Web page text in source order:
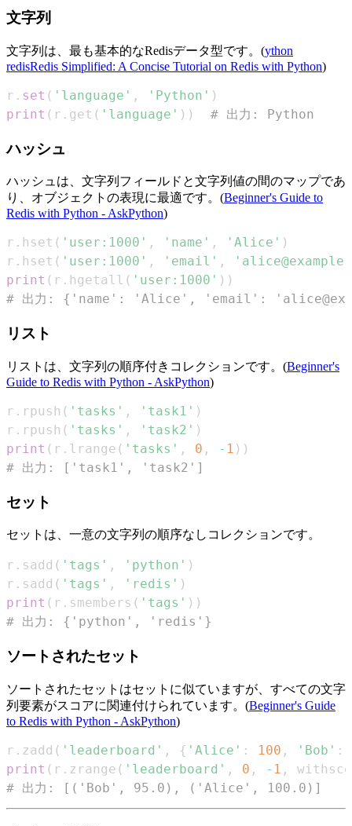
文字列
文字列は、最も基本的なRedisデータ型です。(ython
redisRedis Simplified: A Concise Tutorial on Redis with Python)
r . set ( 'language' , 'Python' )
print ( r . get ( 'language' ) ) # 出力: Python
ハッシュ
ハッシュは、文字列フィールドと文字列値の間のマップであ
り、オブジェクトの表現に最適です。(Beginner's Guide to
Redis with Python - AskPython)
r . hset ( 'user:1000' , 'name' , 'Alice' )
r . hset ( 'user:1000' , 'email' ,
print ( r . hgetall ( 'user:1000' ) )
# 出力: {'name': 'Alice', 'email':
リスト
リストは、文字列の順序付きコレクションです。(Beginner's
Guide to Redis with Python - AskPython)
r . rpush ( 'tasks' , 'task1' )
r . rpush ( 'tasks' , 'task2' )
print ( r . lrange ( 'tasks' , 0 , - 1 ) )
# 出力: ['task1', 'task2']
セット
セットは、一意の文字列の順序なしコレクションです。
r . sadd ( 'tags' , 'python' )
r . sadd ( 'tags' , 'redis' )
print ( r . smembers ( 'tags' ) )
# 出力: {'python', 'redis'}
ソートされたセット
ソートされたセットはセットに似ていますが、すべての文字
列要素がスコアに関連付けられています。(Beginner's Guide
to Redis with Python - AskPython)
r . zadd ( 'leaderboard' , { 'Alice' : 100 , 'Bob' :
print ( r . zrange ( 'leaderboard' , 0 , - 1 ,
# 出力: [('Bob', 95.0), ('Alice', 100.0)]